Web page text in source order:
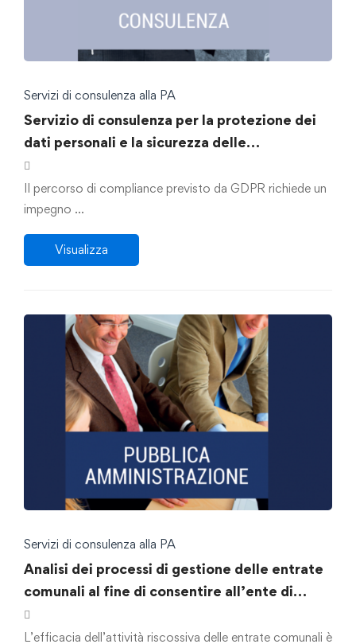
Servizi di consulenza alla PA
Servizio di consulenza per la protezione dei
dati personali e la sicurezza delle
informazioni
Il percorso di compliance previsto da GDPR richiede un
impegno …
Visualizza
Servizi di consulenza alla PA
Analisi dei processi di gestione delle entrate
comunali al fine di consentire all’ente di
identificare le criticità e identificare le
soluzioni per ottimizzare le risorse e
L’efficacia dell’attività riscossiva delle entrate comunali è